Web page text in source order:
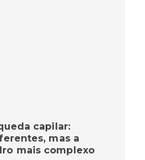
capilar:
mas a
mais complexo